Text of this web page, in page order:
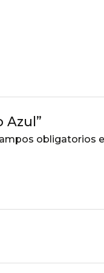
Azul”
obligatorios